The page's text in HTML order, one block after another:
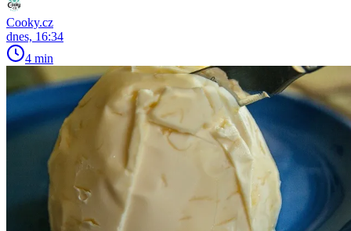
Cooky.cz
dnes, 16:34
4 min